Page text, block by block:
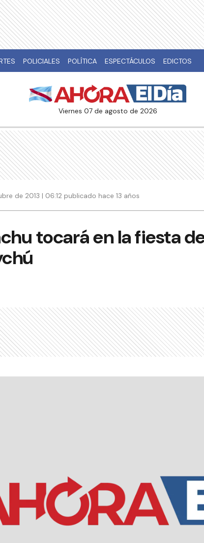
POLICIALES POLÍTICA ESPECTÁCULOS EDICTOS
viernes 07 de agosto de 2026
de 2013 | 06:12 publicado hace 13 años
tocará en la fiesta